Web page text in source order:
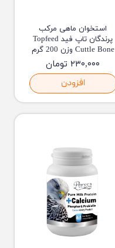
استخوان ماهی مرکب
پرندگان تاپ فید Topfeed
Cuttle Bone وزن 200 گرم
۲۳۰,۰۰۰ تومان
افزودن